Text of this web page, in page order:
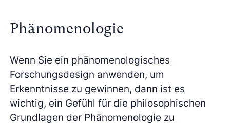
Phänomenologie
Wenn Sie ein phänomenologisches
Forschungsdesign anwenden, um
Erkenntnisse zu gewinnen, dann ist es
wichtig, ein Gefühl für die philosophischen
Grundlagen der Phänomenologie zu